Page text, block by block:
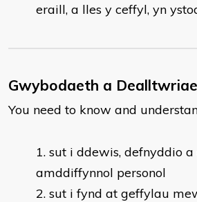
eraill, a lles y ceffyl, yn
Gwybodaeth a
You need to know and
sut i ddewis, defnyddio
amddiffynnol personol
sut i fynd at geffylau